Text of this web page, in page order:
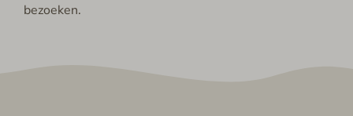
bezoeken.